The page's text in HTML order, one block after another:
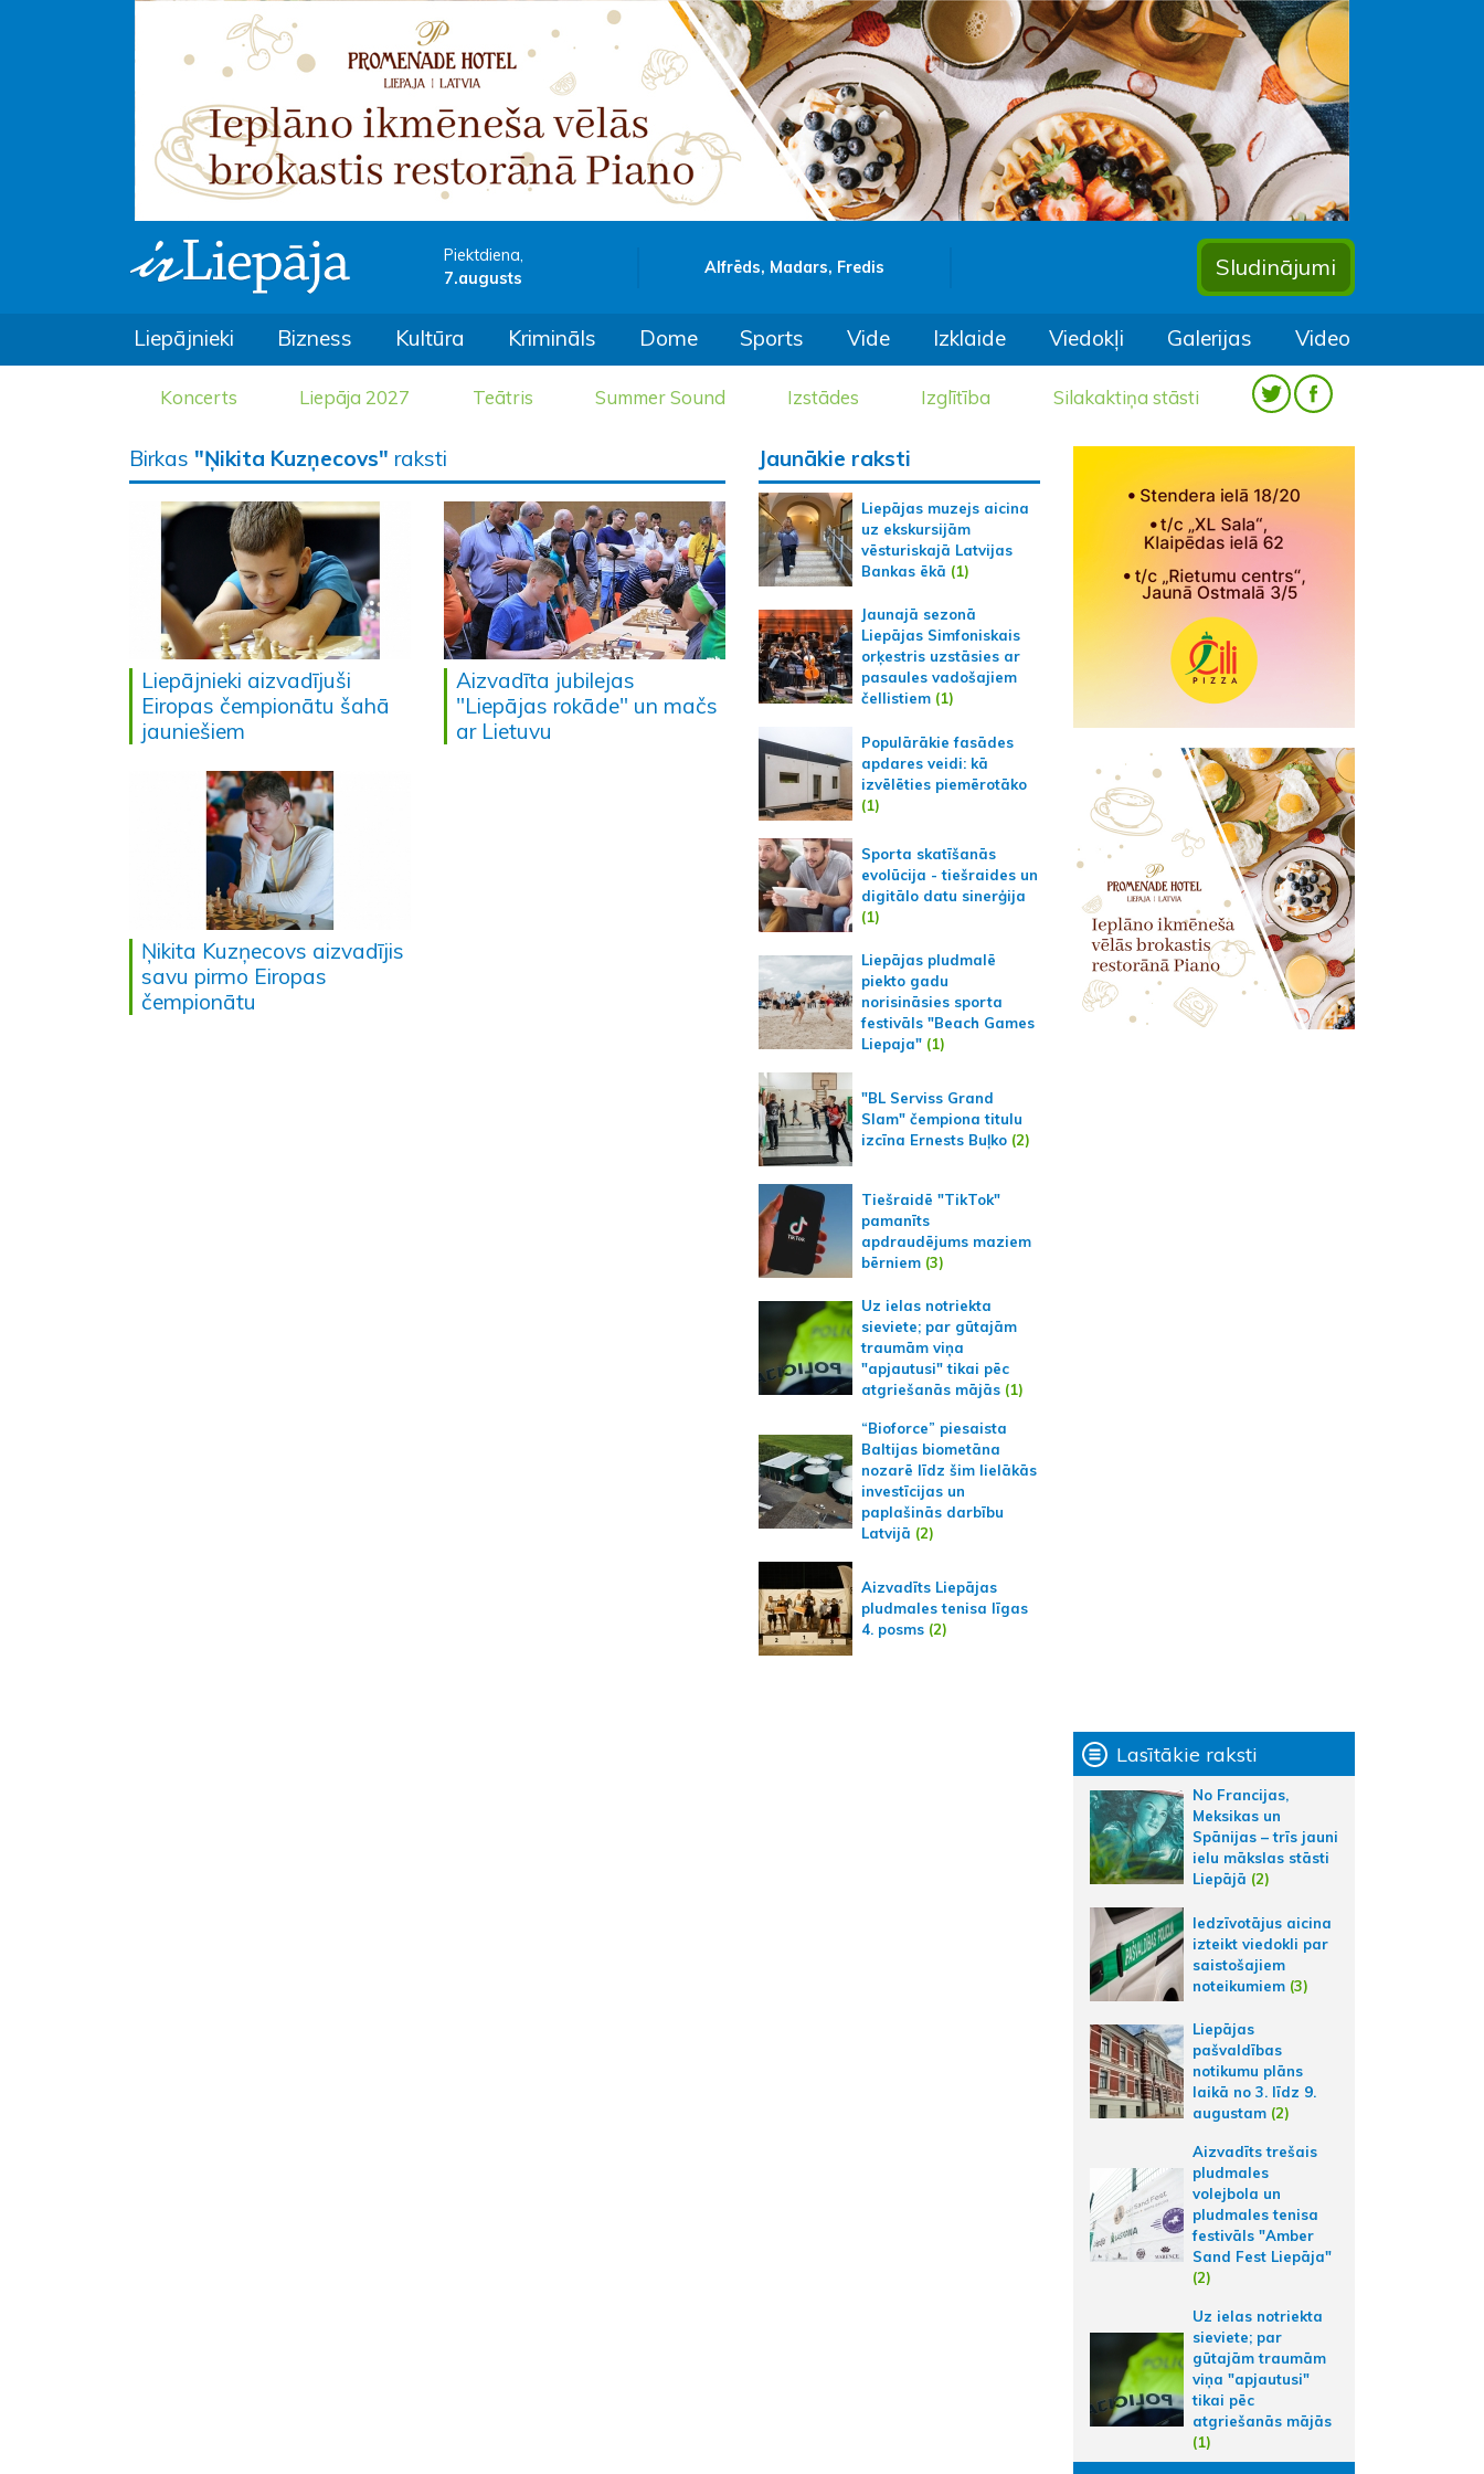
Piektdiena,
7.augusts
Alfrēds, Madars, Fredis Sludinājumi
Liepājnieki Bizness Kultūra Krimināls Dome Sports Vide Izklaide Viedokļi Galerijas Video
Koncerts Liepāja 2027 Teātris Summer Sound Izstādes Izglītība Silakaktiņa stāsti
Birkas "Ņikita Kuzņecovs" raksti
Liepājnieki aizvadījuši
Eiropas čempionātu šahā
jauniešiem
Aizvadīta jubilejas
"Liepājas rokāde" un mačs
ar Lietuvu
Ņikita Kuzņecovs aizvadījis
savu pirmo Eiropas
čempionātu
Jaunākie raksti
Liepājas muzejs aicina
uz ekskursijām
vēsturiskajā Latvijas
Bankas ēkā (1)
Jaunajā sezonā
Liepājas Simfoniskais
orķestris uzstāsies ar
pasaules vadošajiem
čellistiem (1)
Populārākie fasādes
apdares veidi: kā
izvēlēties piemērotāko
(1)
Sporta skatīšanās
evolūcija - tiešraides un
digitālo datu sinerģija
(1)
Liepājas pludmalē
piekto gadu
norisināsies sporta
festivāls "Beach Games
Liepaja" (1)
"BL Serviss Grand
Slam" čempiona titulu
izcīna Ernests Buļko (2)
Tiešraidē "TikTok"
pamanīts
apdraudējums maziem
bērniem (3)
Uz ielas notriekta
sieviete; par gūtajām
traumām viņa
"apjautusi" tikai pēc
atgriešanās mājās (1)
“Bioforce” piesaista
Baltijas biometāna
nozarē līdz šim lielākās
investīcijas un
paplašinās darbību
Latvijā (2)
Aizvadīts Liepājas
pludmales tenisa līgas
4. posms (2)
Lasītākie raksti
No Francijas,
Meksikas un
Spānijas – trīs jauni
ielu mākslas stāsti
Liepājā (2)
Iedzīvotājus aicina
izteikt viedokli par
saistošajiem
noteikumiem (3)
Liepājas
pašvaldības
notikumu plāns
laikā no 3. līdz 9.
augustam (2)
Aizvadīts trešais
pludmales
volejbola un
pludmales tenisa
festivāls "Amber
Sand Fest Liepāja"
(2)
Uz ielas notriekta
sieviete; par
gūtajām traumām
viņa "apjautusi"
tikai pēc
atgriešanās mājās
(1)